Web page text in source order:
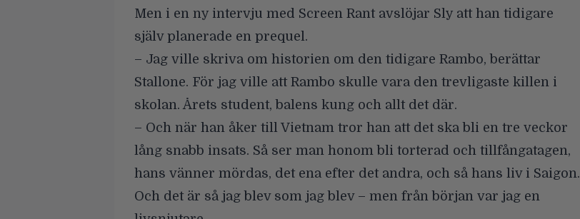
Men i en ny intervju med Screen Rant avslöjar Sly att han tidigare
själv planerade en prequel.
– Jag ville skriva om historien om den tidigare Rambo, berättar
Stallone. För jag ville att Rambo skulle vara den trevligaste killen i
skolan. Årets student, balens kung och allt det där.
– Och när han åker till Vietnam tror han att det ska bli en tre veckor
lång snabb insats. Så ser man honom bli torterad och tillfångatagen,
hans vänner mördas, det ena efter det andra, och så hans liv i Saigon.
Och det är så jag blev som jag blev – men från början var jag en